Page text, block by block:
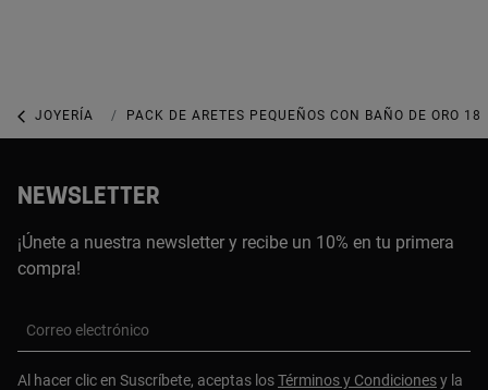
JOYERÍA JOYAS CON GEMAS
PACK DE ARETES PEQUEÑOS CON BAÑO DE ORO
NEWSLETTER
¡Únete a nuestra newsletter y recibe un 10% en tu primera
compra!
Correo electrónico
Al hacer clic en Suscríbete, aceptas losTérminos y Condicionesy la